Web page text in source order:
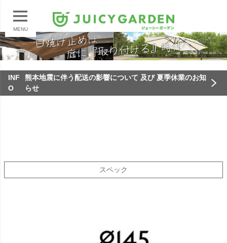
MENU
INF
O
熊本地震に伴う配送の影響について 及び 夏季休業のお知
らせ
スペック